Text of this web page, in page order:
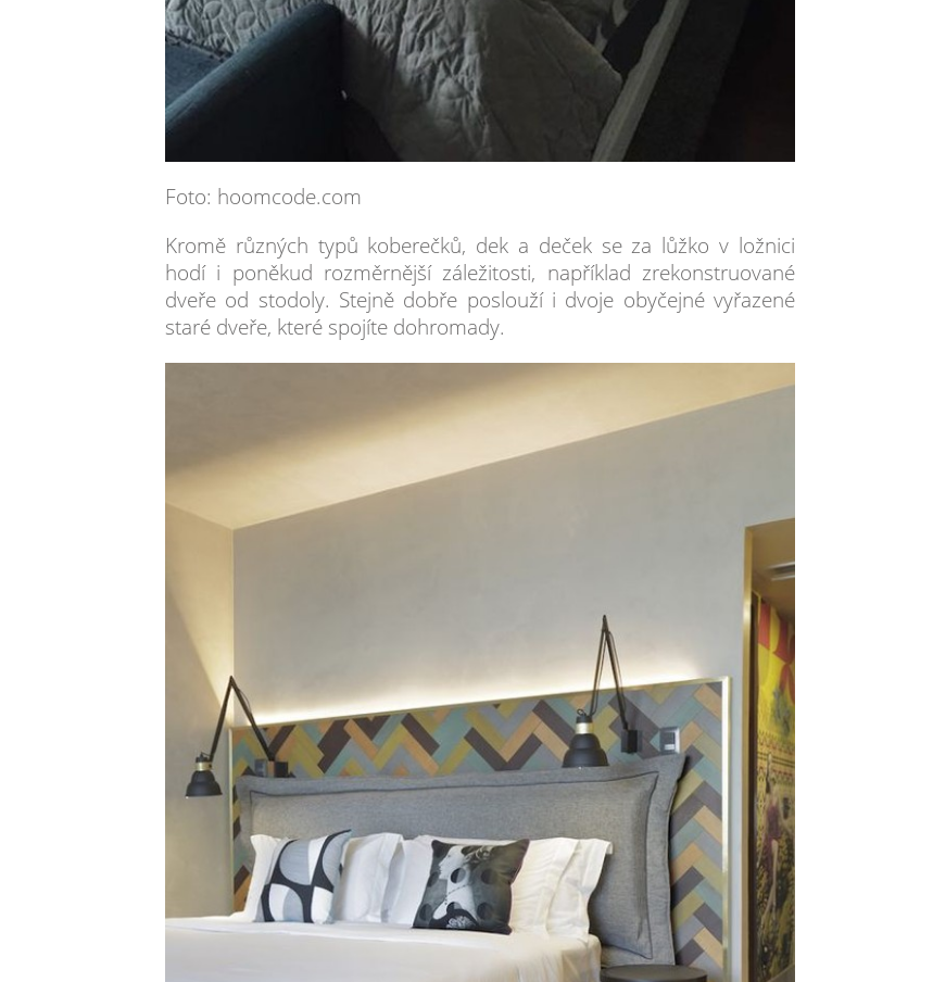
Foto: hoomcode.com
Kromě různých typů koberečků, dek a deček se za lůžko v ložnici
hodí i poněkud rozměrnější záležitosti, například zrekonstruované
dveře od stodoly. Stejně dobře poslouží i dvoje obyčejné vyřazené
staré dveře, které spojíte dohromady.